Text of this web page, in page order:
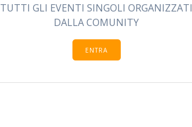
TUTTI GLI EVENTI SINGOLI ORGANIZZATI
DALLA COMUNITY
ENTRA